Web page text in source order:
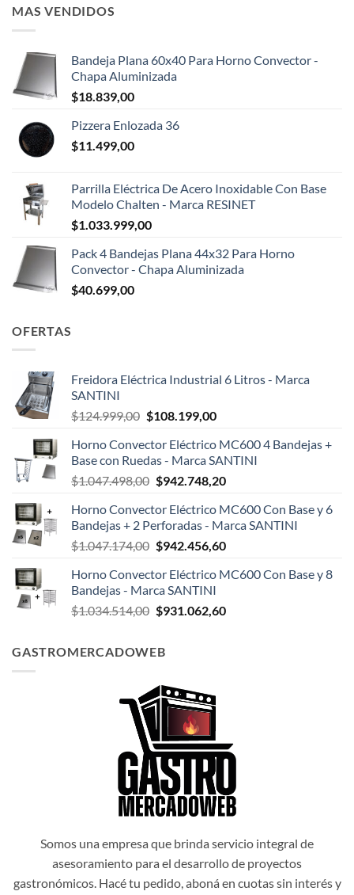
MAS VENDIDOS
Bandeja Plana 60x40 Para Horno Convector -
Chapa Aluminizada
$18.839,00
Pizzera Enlozada 36
$11.499,00
Parrilla Eléctrica De Acero Inoxidable Con Base
Modelo Chalten - Marca RESINET
$1.033.999,00
Pack 4 Bandejas Plana 44x32 Para Horno
Convector - Chapa Aluminizada
$40.699,00
OFERTAS
Freidora Eléctrica Industrial 6 Litros - Marca
SANTINI
$124.999,00 El
original
era:
$124.999,00.
$108.199,00El
actual
es:
$108.199,00.
Horno Convector Eléctrico MC600 4 Bandejas +
Base con Ruedas - Marca SANTINI
$1.047.498,00 El
original
era:
$1.047.498,00.
$942.748,20El
actual
es:
$942.748,20.
Horno Convector Eléctrico MC600 Con Base y 6
Bandejas + 2 Perforadas - Marca SANTINI
$1.047.174,00 El
original
era:
$1.047.174,00.
$942.456,60El
actual
$942.456,60.
Horno Convector Eléctrico MC600 Con Base y 8
Bandejas - Marca SANTINI
$1.034.514,00 El
era:
$931.062,60El
GASTROMERCADOWEB
Somos una empresa que brinda servicio integral de
asesoramiento para el desarrollo de proyectos
gastronómicos. Hacé tu pedido, aboná en cuotas sin interés y